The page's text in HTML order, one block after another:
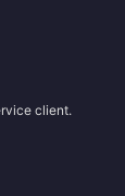
client.